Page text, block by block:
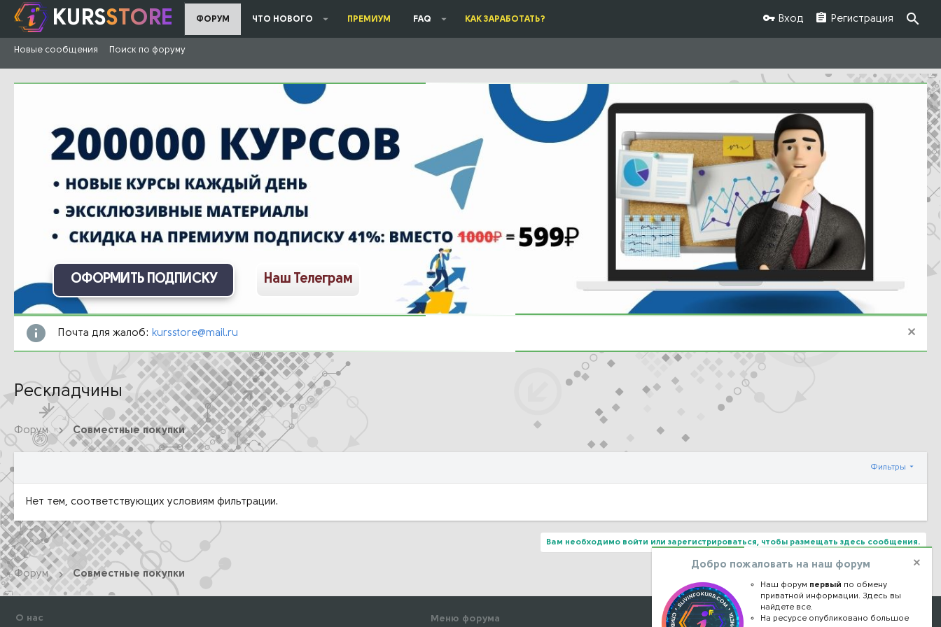
KURSSTORE ФОРУМ ЧТО НОВОГО ПРЕМИУМ FAQ КАК ЗАРАБОТАТЬ? Вход Регистрация
Новые сообщения Поиск по форуму
ОФОРМИТЬ ПОДПИСКУ Наш Телеграм
Почта для жалоб: kursstore@mail.ru
Рескладчины
Форум Совместные покупки
Фильтры
Нет тем, соответствующих условиям фильтрации.
Вам необходимо войти или зарегистрироваться, чтобы размещать здесь сообщения.
Форум Совместные покупки
О нас Меню форума Наши контакты
Добро пожаловать на наш форум
Наш форум первый по обмену
приватной информации. Здесь вы
найдете все.
На ресурсе опубликовано большое